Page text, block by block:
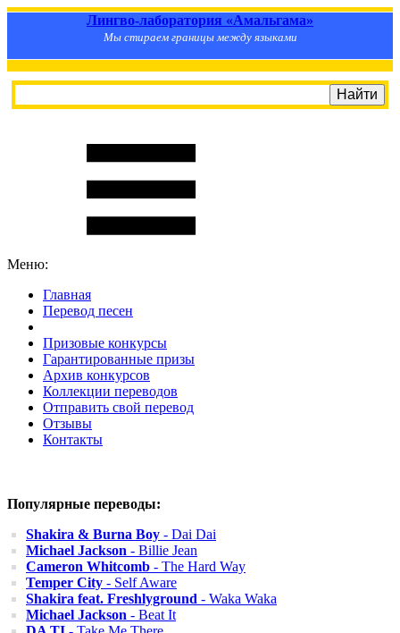
Лингво-лаборатория «Амальгама»
Мы стираем границы между языками
Меню:
Главная
Перевод песен
Призовые конкурсы
Гарантированные призы
Архив конкурсов
Коллекции переводов
Отправить свой перевод
Отзывы
Контакты
Популярные переводы:
Shakira & Burna Boy - Dai Dai
Michael Jackson - Billie Jean
Cameron Whitcomb - The Hard Way
Temper City - Self Aware
Shakira feat. Freshlyground - Waka Waka
Michael Jackson - Beat It